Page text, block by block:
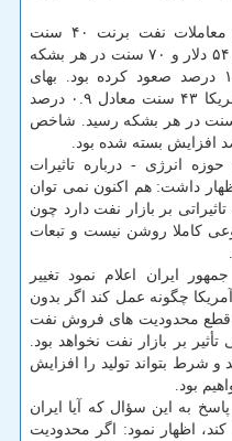
طبق آخرین نرخ اعلام شده، بهای معاملات نفت برنت ۴۰ سنت
معادل ۰.۷ درصد افزایش یافت و به ۵۴ دلار و ۷۰ سنت در هر بشکه
رسید. این شاخص شب گذشته ۱.۳ درصد صعود کرده بود. بهای
معاملات وست تگزاس اینترمدیت آمریکا ۴۳ سنت معادل ۰.۹ درصد
دلار و شش سنت در هر بشکه رسید. شاخص
انرژی - درباره تاثیرات
داشت: هم اکنون نمی توان
بر بازار نفت دارد چون
کاملا روشن نیست و تبعات
ایران اعلام نمود تغییر
چگونه عمل کند اگر بدون
قطع محدودیت های فروش نفت
بر بازار نفت نخواهد بود.
و شرط بتواند تولید را افزایش
بود.
به این سؤال که آیا ایران
اظهار نمود: اگر محدودیت